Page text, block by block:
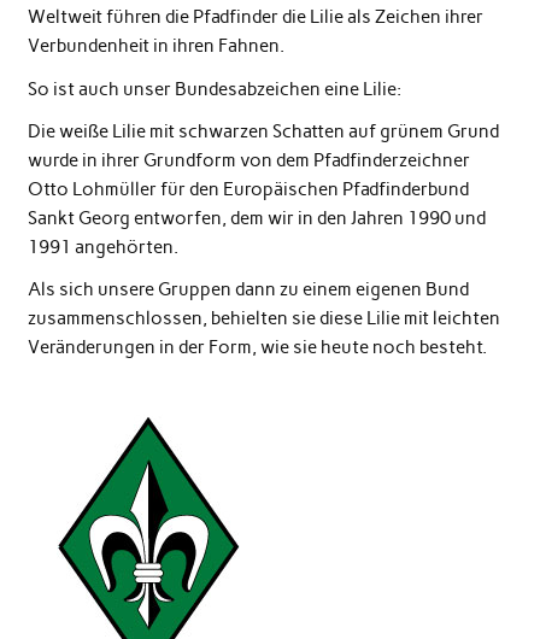
Weltweit führen die Pfadfinder die Lilie als Zeichen ihrer
Verbundenheit in ihren Fahnen.
So ist auch unser Bundesabzeichen eine Lilie:
Die weiße Lilie mit schwarzen Schatten auf grünem Grund
wurde in ihrer Grundform von dem Pfadfinderzeichner
Otto Lohmüller für den Europäischen Pfadfinderbund
Sankt Georg entworfen, dem wir in den Jahren 1990 und
1991 angehörten.
Als sich unsere Gruppen dann zu einem eigenen Bund
zusammenschlossen, behielten sie diese Lilie mit leichten
Veränderungen in der Form, wie sie heute noch besteht.